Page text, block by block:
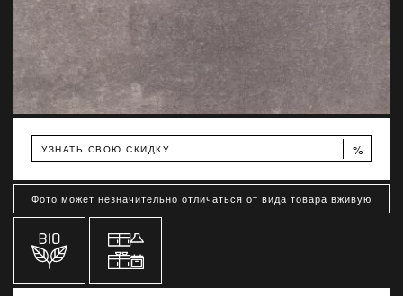
УЗНАТЬ СВОЮ СКИДКУ %
Фото может незначительно отличаться от вида товара вживую